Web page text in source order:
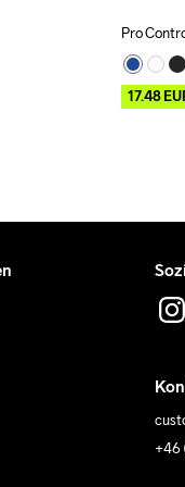
Outlet
Pro
17.48
+46